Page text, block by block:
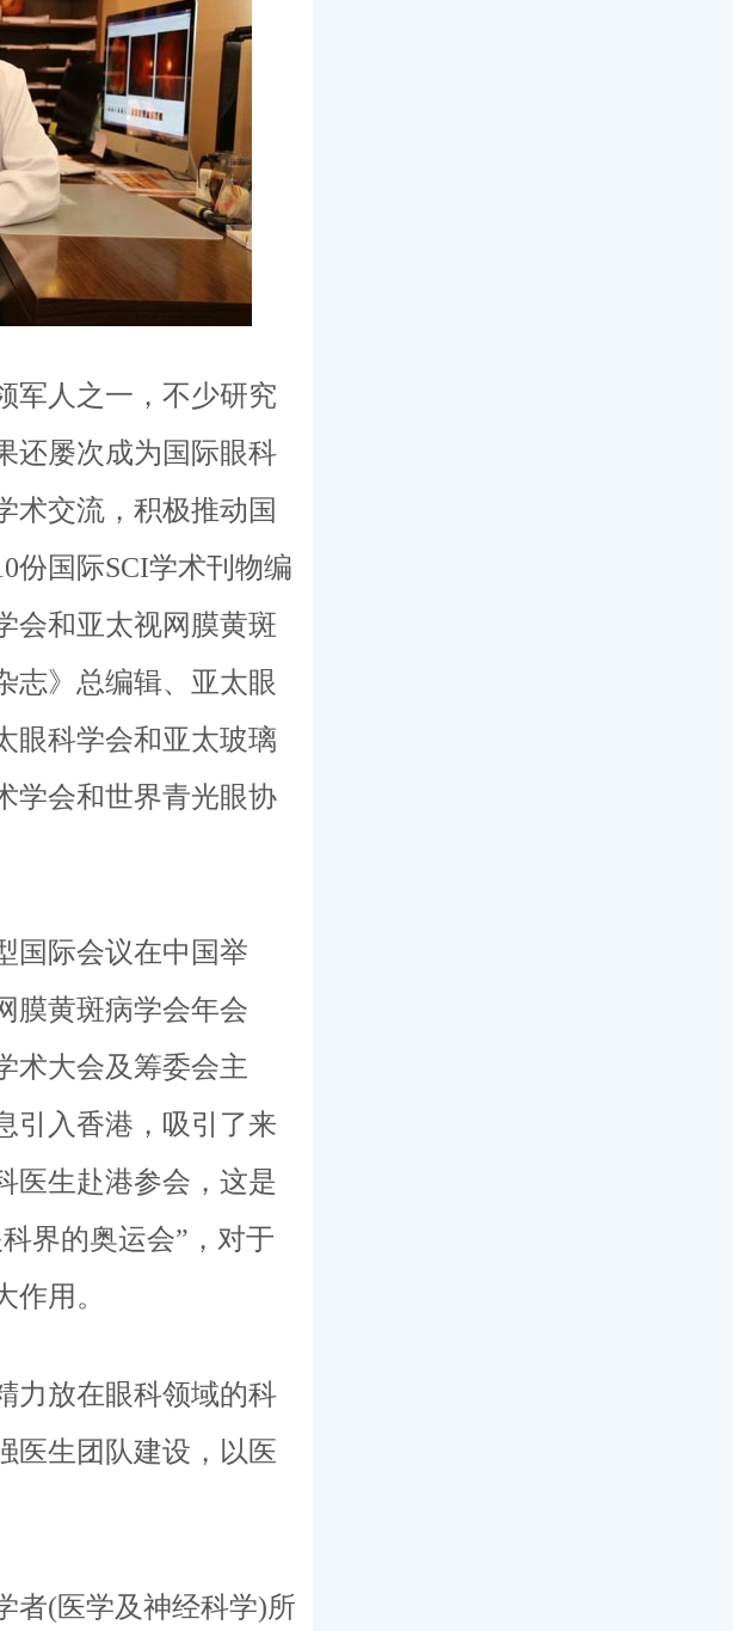
人之一，不少研究
还屡次成为国际眼科
术交流，积极推动国
份国际SCI学术刊物编
会和亚太视网膜黄斑
志》总编辑、亚太眼
眼科学会和亚太玻璃
学会和世界青光眼协
际会议在中国举
膜黄斑病学会年会
术大会及筹委会主
引入香港，吸引了来
医生赴港参会，这是
界的奥运会”，对于
用。
放在眼科领域的科
医生团队建设，以医
(医学及神经科学)所